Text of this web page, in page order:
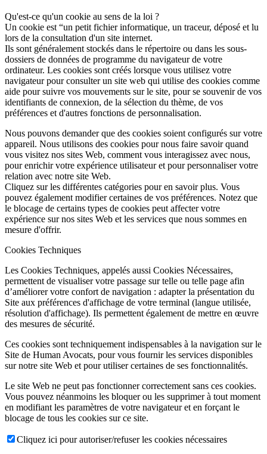
Qu'est-ce qu'un cookie au sens de la loi ?
Un cookie est “un petit fichier informatique, un traceur, déposé et lu
lors de la consultation d'un site internet.
Ils sont généralement stockés dans le répertoire ou dans les sous-
dossiers de données de programme du navigateur de votre
ordinateur. Les cookies sont créés lorsque vous utilisez votre
navigateur pour consulter un site web qui utilise des cookies comme
aide pour suivre vos mouvements sur le site, pour se souvenir de vos
identifiants de connexion, de la sélection du thème, de vos
préférences et d'autres fonctions de personnalisation.
Nous pouvons demander que des cookies soient configurés sur votre
appareil. Nous utilisons des cookies pour nous faire savoir quand
vous visitez nos sites Web, comment vous interagissez avec nous,
pour enrichir votre expérience utilisateur et pour personnaliser votre
relation avec notre site Web.
Cliquez sur les différentes catégories pour en savoir plus. Vous
pouvez également modifier certaines de vos préférences. Notez que
le blocage de certains types de cookies peut affecter votre
expérience sur nos sites Web et les services que nous sommes en
mesure d'offrir.
Cookies Techniques
Les Cookies Techniques, appelés aussi Cookies Nécessaires,
permettent de visualiser votre passage sur telle ou telle page afin
d’améliorer votre confort de navigation : adapter la présentation du
Site aux préférences d'affichage de votre terminal (langue utilisée,
résolution d'affichage). Ils permettent également de mettre en œuvre
des mesures de sécurité.
Ces cookies sont techniquement indispensables à la navigation sur le
Site de Human Avocats, pour vous fournir les services disponibles
sur notre site Web et pour utiliser certaines de ses fonctionnalités.
Le site Web ne peut pas fonctionner correctement sans ces cookies.
Vous pouvez néanmoins les bloquer ou les supprimer à tout moment
en modifiant les paramètres de votre navigateur et en forçant le
blocage de tous les cookies sur ce site.
Cliquez ici pour autoriser/refuser les cookies nécessaires